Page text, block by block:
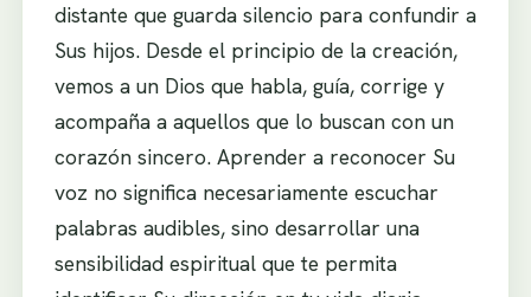
distante que guarda silencio para confundir a
Sus hijos. Desde el principio de la creación,
vemos a un Dios que habla, guía, corrige y
acompaña a aquellos que lo buscan con un
corazón sincero. Aprender a reconocer Su
voz no significa necesariamente escuchar
palabras audibles, sino desarrollar una
sensibilidad espiritual que te permita